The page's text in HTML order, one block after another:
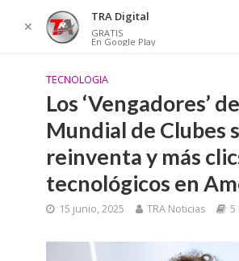
TECNOLOGIA
Los ‘Vengadores’
Mundial de Clubes
reinventa y más
tecnológicos en
15 junio, 2025 TRA Noticias 5
✕
TRA Digital
GRATIS
En Google Play